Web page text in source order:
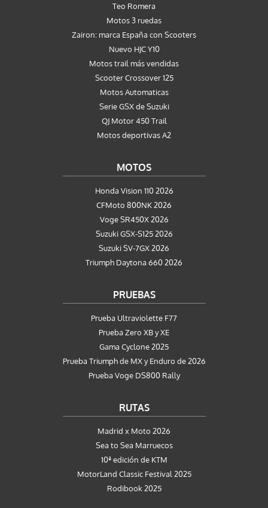
Teo Romera
Motos 3 ruedas
Zairon: marca España con Scooters
Nuevo HJC Y10
Motos trail más vendidas
Scooter Crossover 125
Motos Automaticas
Serie GSX de Suzuki
QJ Motor 450 Trail
Motos deportivas A2
MOTOS
Honda Vision 110 2026
CFMoto 800NK 2026
Voge SR450X 2026
Suzuki GSX-S125 2026
Suzuki SV-7GX 2026
Triumph Daytona 660 2026
PRUEBAS
Prueba Ultraviolette F77
Prueba Zero XB y XE
Gama Cyclone 2025
Prueba Triumph de MX y Enduro de 2026
Prueba Voge DS800 Rally
RUTAS
Madrid x Moto 2026
Sea to Sea Marruecos
10ª edición de KTM
MotorLand Classic Festival 2025
Rodibook 2025